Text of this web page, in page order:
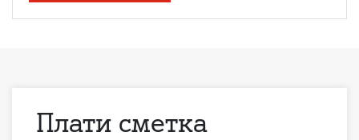
Плати сметка